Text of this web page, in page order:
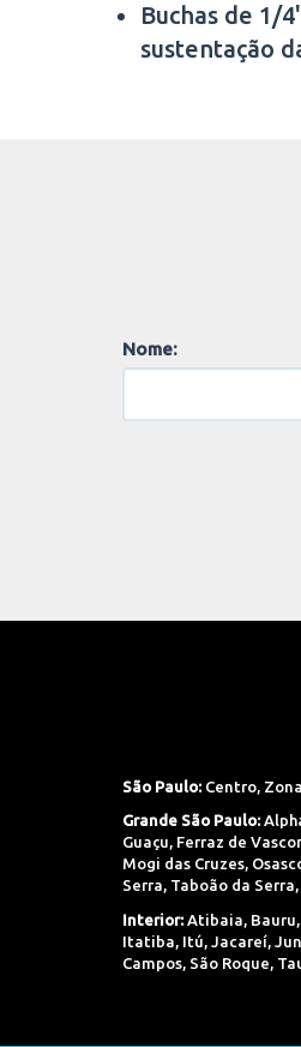
Buchas de 1/
sustentação
Nome:
São Paulo: Centro
Grande São Paulo:
Guaçu, Ferraz de
Mogi das Cruzes,
Serra, Taboão da Serra,
Interior: Atibaia Bauru
Itatiba Itú Jacareí
Campos São Roque